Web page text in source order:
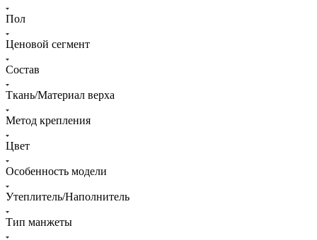
Пол
Ценовой сегмент
Состав
Ткань/Материал верха
Метод крепления
Цвет
Особенность модели
Утеплитель/Наполнитель
Тип манжеты